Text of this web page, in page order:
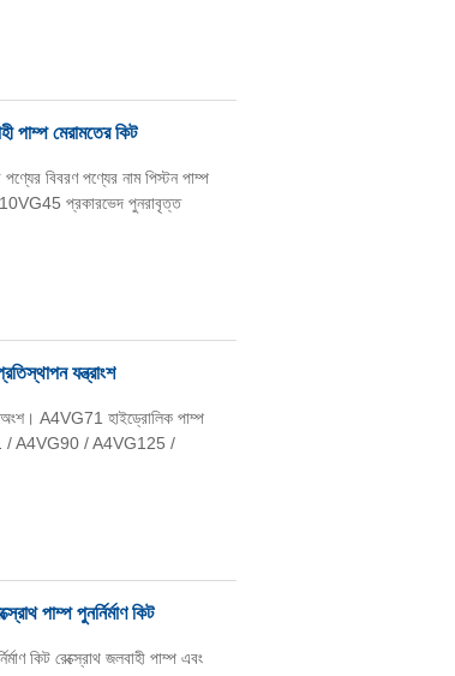
পাম্প মেরামতের কিট
বিবরণ পণ্যের নাম পিস্টন পাম্প
প্রকারভেদ পুনরাবৃত্ত
যন্ত্রাংশ
A4VG71 হাইড্রোলিক পাম্প
/ A4VG90 / A4VG125 /
পাম্প পুনর্নির্মাণ কিট
কিট রেক্স্রোথ জলবাহী পাম্প এবং